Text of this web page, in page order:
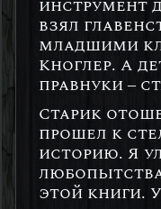
инструмент
взял
младшими
Кноглер. А
правнуки –
Старик
прошел к
историю. Я
этой книги.